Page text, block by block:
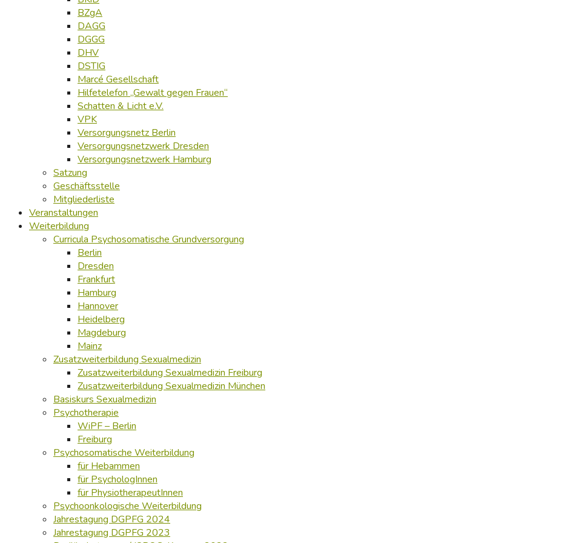
BZgA
DAGG
DGGG
DHV
DSTIG
Marcé Gesellschaft
Hilfetelefon „Gewalt gegen Frauen“
Schatten & Licht e.V.
VPK
Versorgungsnetz Berlin
Versorgungsnetzwerk Dresden
Versorgungsnetzwerk Hamburg
Satzung
Geschäftsstelle
Mitgliederliste
Veranstaltungen
Weiterbildung
Curricula Psychosomatische Grundversorgung
Berlin
Dresden
Frankfurt
Hamburg
Hannover
Heidelberg
Magdeburg
Mainz
Zusatzweiterbildung Sexualmedizin
Zusatzweiterbildung Sexualmedizin Freiburg
Zusatzweiterbildung Sexualmedizin München
Basiskurs Sexualmedizin
Psychotherapie
WiPF – Berlin
Freiburg
Psychosomatische Weiterbildung
für Hebammen
für PsychologInnen
für PhysiotherapeutInnen
Psychoonkologische Weiterbildung
Jahrestagung DGPFG 2024
Jahrestagung DGPFG 2023